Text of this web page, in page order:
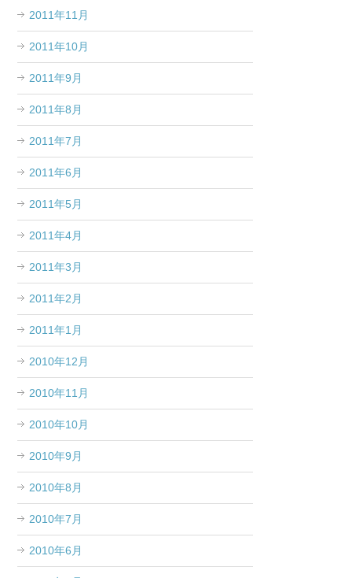
2011年11月
2011年10月
2011年9月
2011年8月
2011年7月
2011年6月
2011年5月
2011年4月
2011年3月
2011年2月
2011年1月
2010年12月
2010年11月
2010年10月
2010年9月
2010年8月
2010年7月
2010年6月